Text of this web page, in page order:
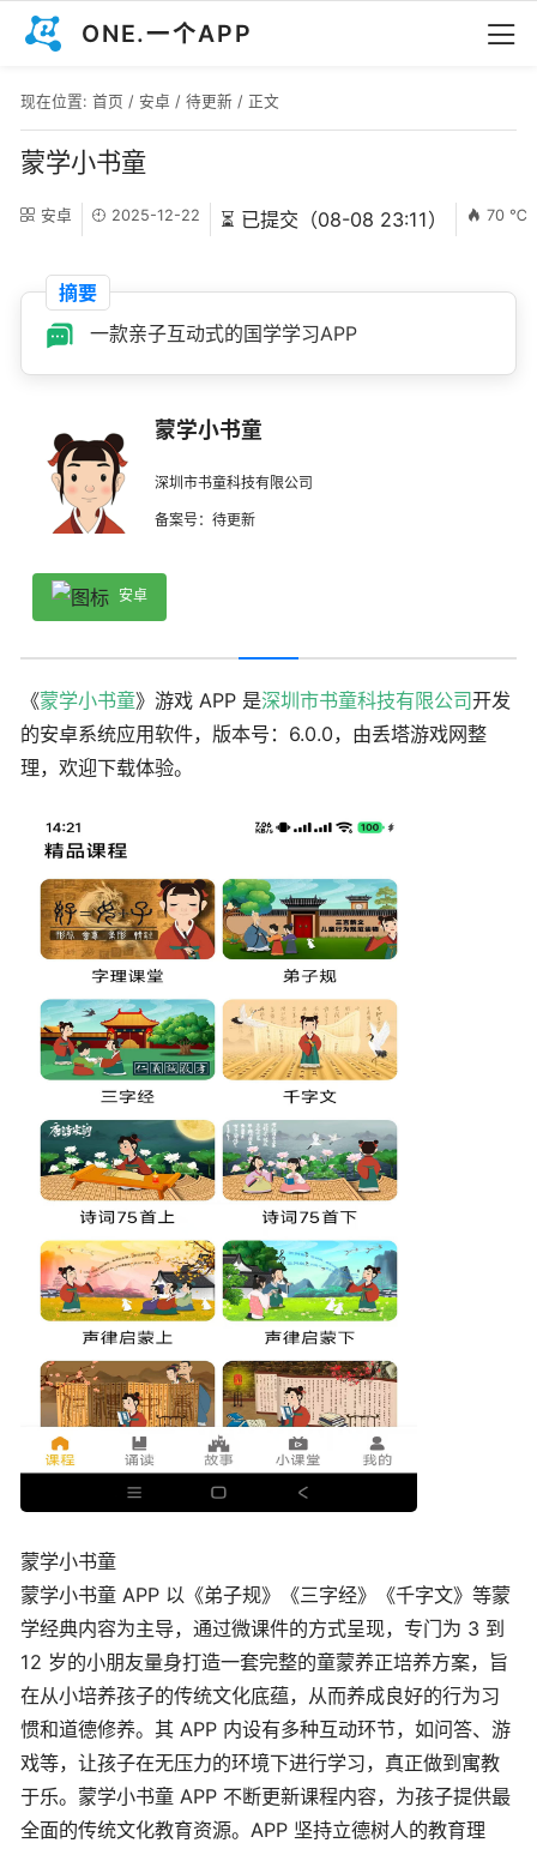
ONE.一个APP
现在位置: 首页 / 安卓 / 待更新 / 正文
蒙学小书童
安卓 2025-12-22 ⏳ 已提交（08-08 23:11） 70 ℃
摘要
一款亲子互动式的国学学习APP
蒙学小书童
深圳市书童科技有限公司
备案号：待更新
安卓
《蒙学小书童》游戏 APP 是深圳市书童科技有限公司开发
的安卓系统应用软件，版本号：6.0.0，由丢塔游戏网整
理，欢迎下载体验。
蒙学小书童
蒙学小书童 APP 以《弟子规》《三字经》《千字文》等蒙
学经典内容为主导，通过微课件的方式呈现，专门为 3 到
12 岁的小朋友量身打造一套完整的童蒙养正培养方案，旨
在从小培养孩子的传统文化底蕴，从而养成良好的行为习
惯和道德修养。其 APP 内设有多种互动环节，如问答、游
戏等，让孩子在无压力的环境下进行学习，真正做到寓教
于乐。蒙学小书童 APP 不断更新课程内容，为孩子提供最
全面的传统文化教育资源。APP 坚持立德树人的教育理